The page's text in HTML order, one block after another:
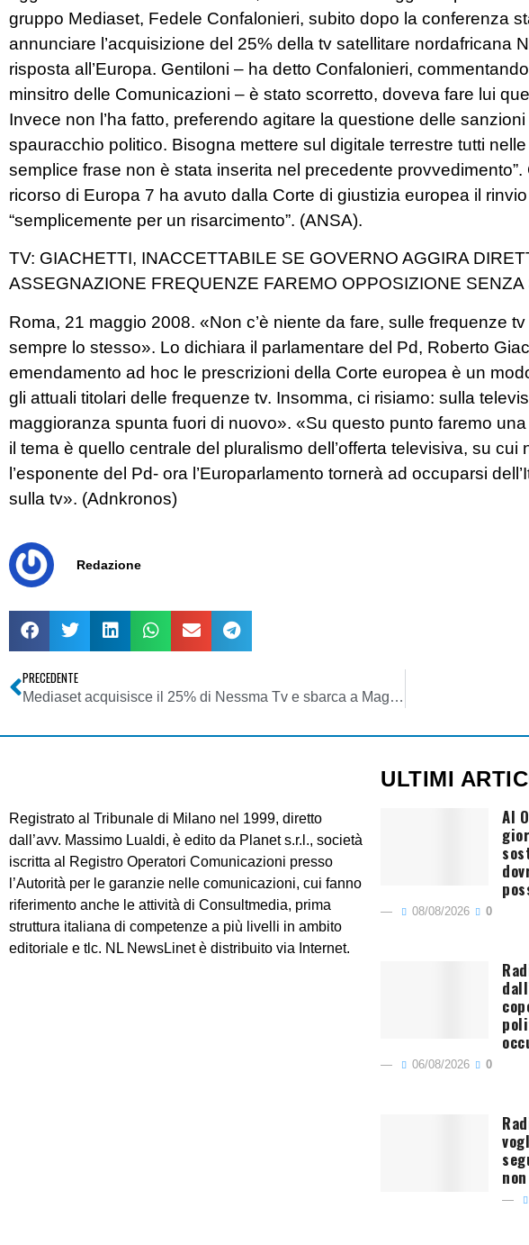
gruppo Mediaset, Fedele Confalonieri, subito dopo la conferenza
annunciare l’acquisizione del 25% della tv satellitare nordafricana
risposta all’Europa. Gentiloni – ha detto Confalonieri,
minsitro delle Comunicazioni – è stato scorretto, doveva fare lui
Invece non l’ha fatto, preferendo agitare la questione delle
spauracchio politico. Bisogna mettere sul digitale terrestre tutti
semplice frase non è stata inserita nel precedente
ricorso di Europa 7 ha avuto dalla Corte di giustizia europea il
“semplicemente per un risarcimento”. (ANSA).
TV: GIACHETTI, INACCETTABILE SE GOVERNO AGGIRA
ASSEGNAZIONE FREQUENZE FAREMO OPPOSIZIONE SENZA
Roma, 21 maggio 2008. «Non c’è niente da fare, sulle frequenze
sempre lo stesso». Lo dichiara il parlamentare del Pd, Roberto
emendamento ad hoc le prescrizioni della Corte europea è un
gli attuali titolari delle frequenze tv. Insomma, ci risiamo: sulla
maggioranza spunta fuori di nuovo». «Su questo punto faremo
il tema è quello centrale del pluralismo dell’offerta televisiva, su
l’esponente del Pd- ora l’Europarlamento tornerà ad occuparsi
sulla tv». (Adnkronos)
Redazione
PRECEDENTE
Mediaset acquisisce il 25% di Nessma Tv e sbarca a Maghreb
Registrato al Tribunale di Milano nel 1999, diretto
dall’avv. Massimo Lualdi, è edito da Planet s.r.l., società
iscritta al Registro Operatori Comunicazioni presso
l’Autorità per le garanzie nelle comunicazioni, cui fanno
riferimento anche le attività di Consultmedia, prima
struttura italiana di competenze a più livelli in ambito
editoriale e tlc. NL NewsLinet è distribuito via Internet.
ULTIMI
AI
08/08/2026 0
06/08/2026 0